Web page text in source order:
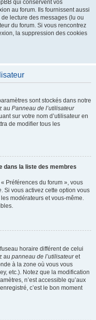
qui conservent vos
au forum. Ils fournissent aussi
lecture des messages (lu ou
du forum. Si vous rencontrez
la suppression des cookies
sont stockés dans notre
au Panneau de l’utilisateur
sur votre nom d’utilisateur en
de modifier tous les
dans la liste des membres
Préférences du forum », vous
. Si vous activez cette option vous
modérateurs et vous-même.
horaire différent de celui
au panneau de l’utilisateuret
à la zone où vous vous
etc.). Notez que la modification
n’est accessible qu’aux
c’est le bon moment